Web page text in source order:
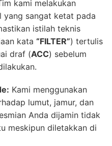
kami melakukan
yang sangat ketat pada
istilah teknis
kata “FILTER”) tertulis
draf (ACC) sebelum
Kami menggunakan
lumut, jamur, dan
Anda dijamin tidak
meskipun diletakkan di